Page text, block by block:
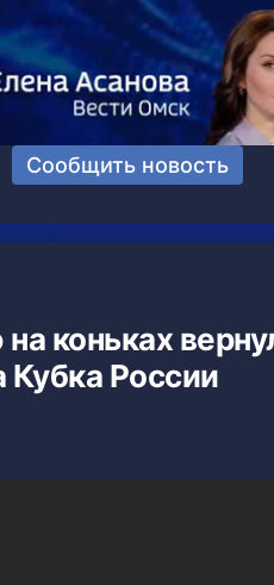
Сообщить новость
коньках
России